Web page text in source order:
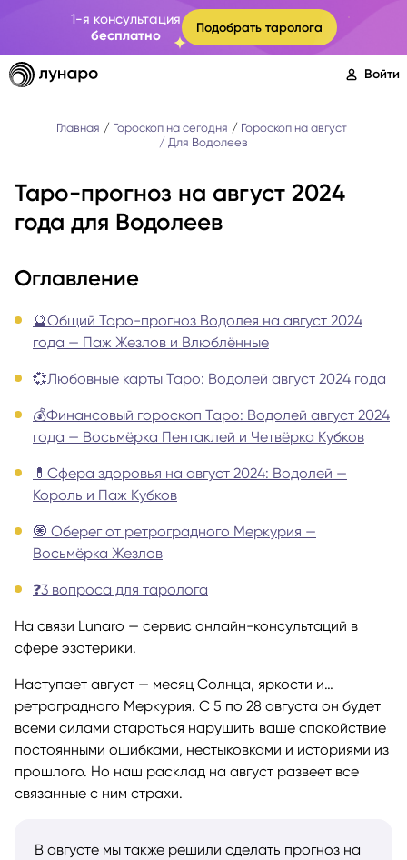
1-я консультация
бесплатно
Подобрать таролога
Войти
Главная Гороскоп на сегодня
Гороскоп на август
Для Водолеев
Таро-прогноз на август 2024
года для Водолеев
Оглавление
🔮Общий Таро-прогноз Водолея на август 2024
года — Паж Жезлов и Влюблённые
💞Любовные карты Таро: Водолей август 2024 года
💰Финансовый гороскоп Таро: Водолей август 2024
года — Восьмёрка Пентаклей и Четвёрка Кубков
💊Сфера здоровья на август 2024: Водолей —
Король и Паж Кубков
🧿 Оберег от ретроградного Меркурия —
Восьмёрка Жезлов
❓3 вопроса для таролога
На связи Lunaro — сервис онлайн-консультаций в
сфере эзотерики.
Наступает август — месяц Солнца, яркости и…
ретроградного Меркурия. С 5 по 28 августа он будет
всеми силами стараться нарушить ваше спокойствие
постоянными ошибками, нестыковками и историями из
прошлого. Но наш расклад на август развеет все
связанные с ним страхи.
В августе мы также решили сделать прогноз на